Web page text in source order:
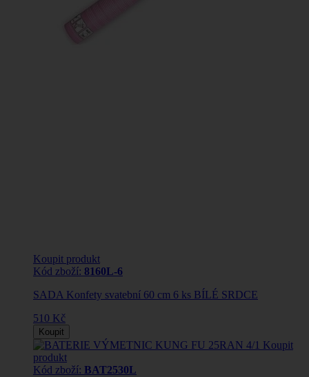
Koupit produkt
Kód zboží: 8160L-6
SADA Konfety svatební 60 cm 6 ks BÍLÉ SRDCE
510 Kč
Koupit
Koupit
produkt
Kód zboží: BAT2530L